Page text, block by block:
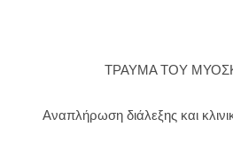
ΤΡΑΥΜΑ ΤΟΥ
Αναπλήρωση διάλεξης και